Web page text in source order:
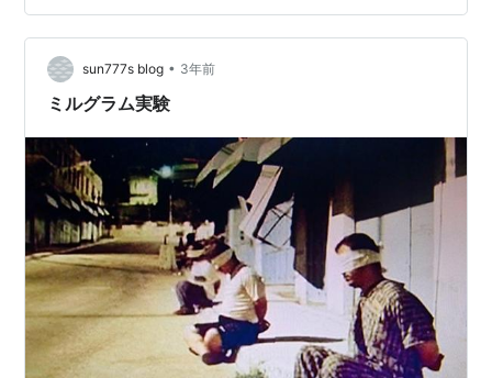
います 涼しいので 家族連れの方には 施設内でのんびり
過ごせる のではないでしょうか？ レインボーなモニュメ
ントの前にて とりあえず 施設内を散策 自然に囲まれて…
sun777s blog • 3年前
ミルグラム実験